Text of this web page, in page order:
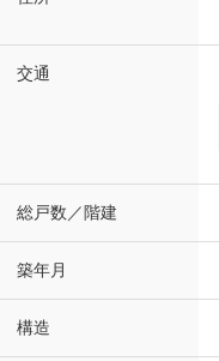
交通
総戸数／階建
築年月
構造